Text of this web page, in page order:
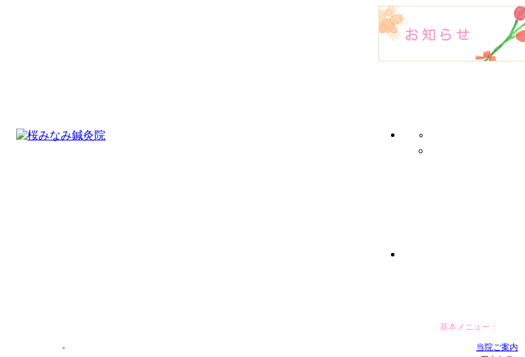
基本メニュー：
当院ご案内